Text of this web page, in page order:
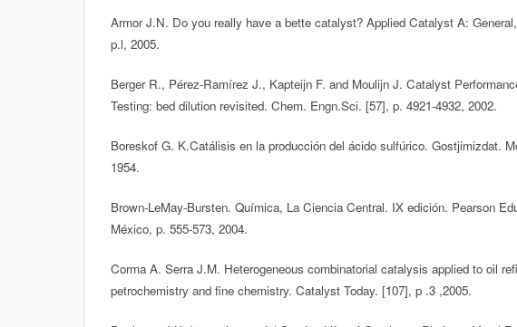
Armor J.N. Do you really have a bette catalyst? Applied Catalyst A:
p.l, 2005.
Berger R., Pérez-Ramírez J., Kapteijn F. and Moulijn J. Catalyst
Testing: bed dilution revisited. Chem. Engn.Sci. [57], p. 4921-4932, 2002.
Boreskof G. K.Catálisis en la producción del ácido sulfúrico. Gostjimizdat.
1954.
Brown-LeMay-Bursten. Química, La Ciencia Central. IX edición. Pearson
México, p. 555-573, 2004.
Corma A. Serra J.M. Heterogeneous combinatorial catalysis applied to oil
petrochemistry and fine chemistry. Catalyst Today. [107], p .3 ,2005.